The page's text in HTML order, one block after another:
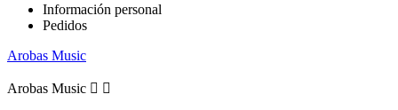
Información personal
Pedidos
Arobas Music
Arobas Music  